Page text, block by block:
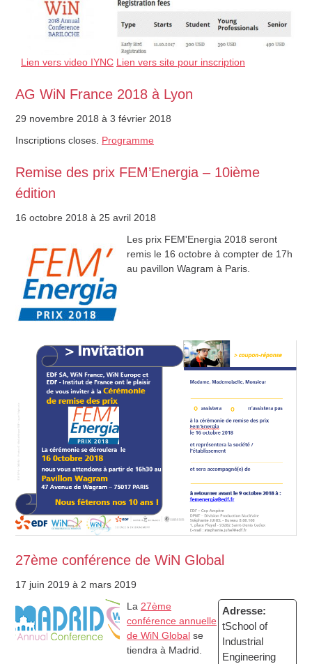
Lien vers video IYNC Lien vers site pour inscription
AG WiN France 2018 à Lyon
29 novembre 2018 à 3 février 2018
Inscriptions closes. Programme
Remise des prix FEM’Energia – 10ième
édition
16 octobre 2018 à 25 avril 2018
Les prix FEM'Energia 2018 seront
remis le 16 octobre à compter de 17h
au pavillon Wagram à Paris.
27ème conférence de WiN Global
17 juin 2019 à 2 mars 2019
Adresse:
tSchool of
Industrial
Engineering
La 27ème
conférence annuelle
de WiN Global se
tiendra à Madrid.